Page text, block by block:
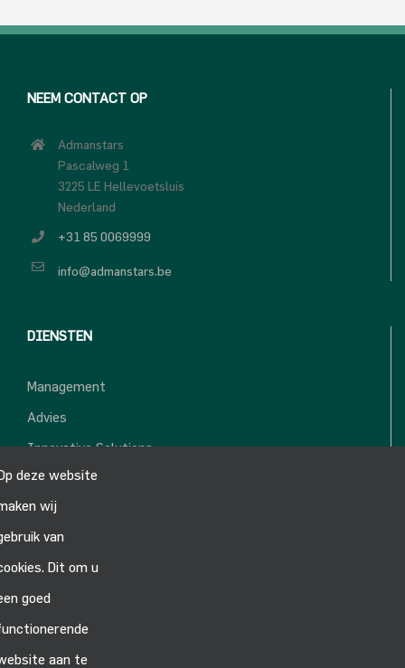
NEEM CONTACT OP
Admanstars
Pascalweg 1
3225 LE Hellevoetsluis
Nederland
+31 85 0069999
info@admanstars.be
DIENSTEN
Management
Advies
Innovative Solutions
Projects
deze website
wij
van
Dit om u
goed
aan te